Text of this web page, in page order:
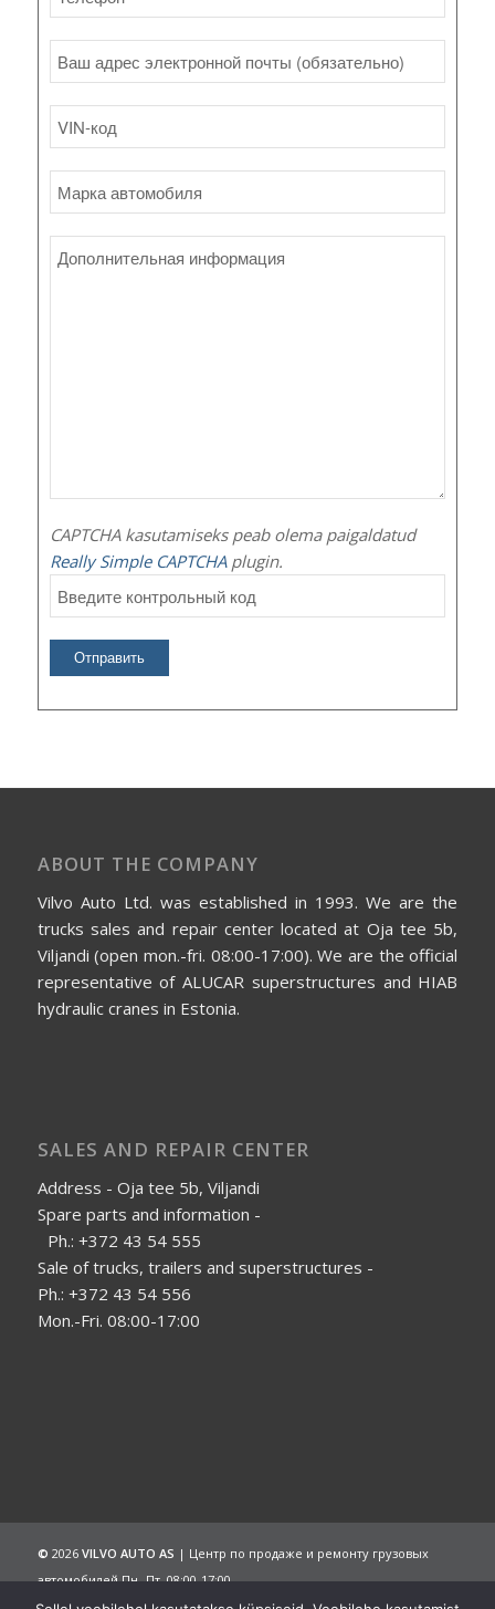
CAPTCHA kasutamiseks peab olema paigaldatud
Really Simple CAPTCHAplugin.
ABOUT THE COMPANY
Vilvo Auto Ltd. was established in 1993. We are the
trucks sales and repair center located at Oja tee 5b,
Viljandi (open mon.-fri. 08:00-17:00). We are the official
representative of ALUCAR superstructures and HIAB
hydraulic cranes in Estonia.
SALES AND REPAIR CENTER
Address - Oja tee 5b, Viljandi
Spare parts and information -
Ph.: +372 43 54 555
Sale of trucks, trailers and superstructures -
Ph.: +372 43 54 556
Mon.-Fri. 08:00-17:00
© 2026 VILVO AUTO AS | Центр по продаже и ремонту грузовых
автомобилей Пн.-Пт. 08:00-17:00
Главная
Компания Продажа Услуги Галерея